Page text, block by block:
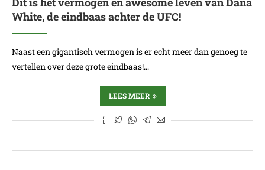
White, de eindbaas achter de UFC!
Naast een gigantisch vermogen is er echt meer dan genoeg te
vertellen over deze grote eindbaas!…
LEES MEER